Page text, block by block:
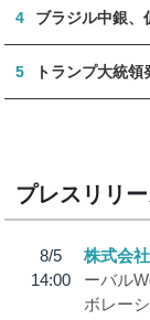
4 ブラジル中銀、
5 トランプ大統
プレスリリ
8/5
14:00
株式会
ーバル
ボレー